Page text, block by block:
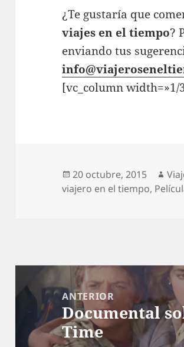
¿Te gustaría que
viajes en el tiempo?
enviando tus
[vc_column
Publicado
el
20 octubre, 2015
viajero en el tiempo,
Navegación
de
entradas
ANTERIOR
Entrada
anterior:
Documental
Time